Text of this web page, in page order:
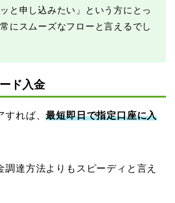
と申し込みたい」という方にとっ
にスムーズなフローと言えるでし
ド入金
すれば、最短即日で指定口座に入
調達方法よりもスピーディと言え